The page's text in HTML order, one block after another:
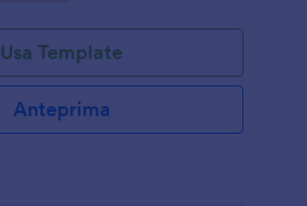
Usa Template
Anteprima